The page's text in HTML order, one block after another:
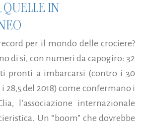
IN
per il mondo delle crociere?
di sì, con numeri da capogiro: 32
pronti a imbarcarsi (contro i 30
28,5 del 2018) come confermano i
l’associazione internazionale
Un “boom” che dovrebbe